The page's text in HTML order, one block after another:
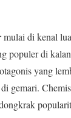
mulai di kenal
populer di
yang
gemari.